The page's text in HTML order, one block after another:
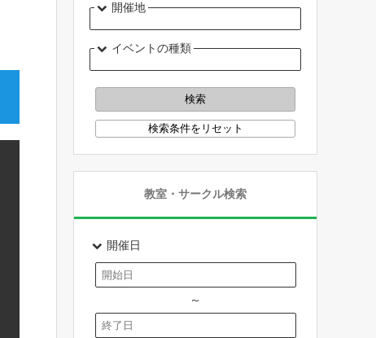
開催地
イベントの種類
教室・サークル検索
開催日
～